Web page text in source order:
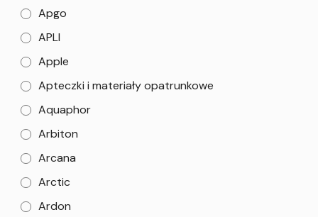
Apgo
APLI
Apple
Apteczki i materiały opatrunkowe
Aquaphor
Arbiton
Arcana
Arctic
Ardon